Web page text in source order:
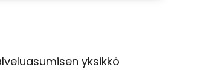
yksikkö